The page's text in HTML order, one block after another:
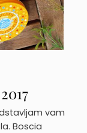
vam
Boscia